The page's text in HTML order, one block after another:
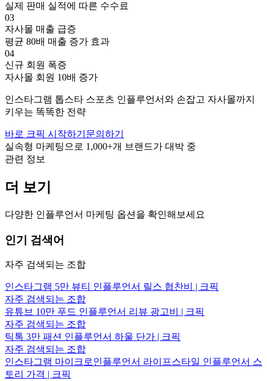
실제 판매 실적에 따른 수수료
03
자사몰 매출 급증
평균 80배 매출 증가 효과
04
신규 회원 폭증
자사몰 회원 10배 증가
인스타그램 톱스타 스포츠 인플루언서와 손잡고 자사몰까지
키우는 똑똑한 전략
바로 크픽 시작하기 문의하기
실속형 마케팅으로 1,000+개 브랜드가 대박 중
관련 정보
더 보기
다양한 인플루언서 마케팅 옵션을 확인해보세요
인기 검색어
자주 검색되는 조합
인스타그램 5만 뷰티 인플루언서 릴스 협찬비 | 크픽
자주 검색되는 조합
유튜브 10만 푸드 인플루언서 리뷰 광고비 | 크픽
자주 검색되는 조합
틱톡 3만 패션 인플루언서 하울 단가 | 크픽
자주 검색되는 조합
인스타그램 마이크로인플루언서 라이프스타일 인플루언서 스
토리 가격 | 크픽